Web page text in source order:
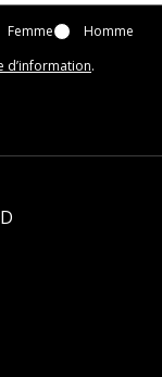
Femme
Homme
d’information.